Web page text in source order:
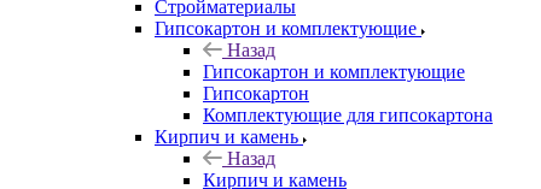
Стройматериалы
Гипсокартон и комплектующие
Назад
Гипсокартон и комплектующие
Гипсокартон
Комплектующие для гипсокартона
Кирпич и камень
Назад
Кирпич и камень